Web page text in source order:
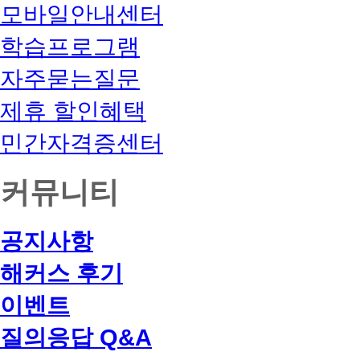
모바일안내센터
학습프로그램
자주묻는질문
제휴 할인혜택
민간자격증센터
커뮤니티
공지사항
해커스 후기
이벤트
질의응답 Q&A